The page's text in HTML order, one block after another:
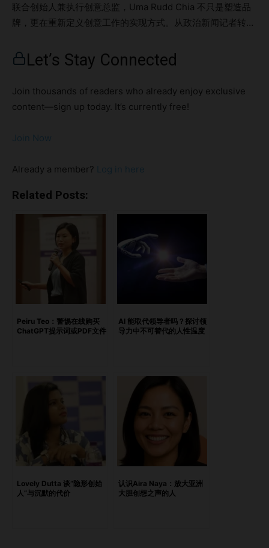
联合创始人兼执行创意总监，Uma Rudd Chia 不只是塑造品
牌，更在重新定义创意工作的实现方式。从政治新闻记者转型
创新经验，帮助品牌在保持“灵魂”的前提下迅速行动。 无论是
为高层管理团队提供战略咨询、主导人工智能工作坊，还是在
全球 22 个国家发表主题演讲，Uma 都将前瞻性思维、真实叙
事与大胆的品牌愿景带入每一个空间。以下是她如何以清晰的
品牌构建新法则：快速、专注、有温度重写未来：AI、包容性
则：快速、专注、有温度 问：是什么促使你采用这种快节奏
峰期创办了 KVUR。当时时间紧迫、预算有限，而机会？眨眼
高。 如果你等待，别人就会取代你。 借助正确的科技，尤其
是 AI，我们可以在不牺牲思考质量的前提下，大幅压缩时间
线。 我们将时间集中在最关键的地方：战略和创意构思。我
们在前几天集中进行深度思考，然后与品牌内部团队协作执
行。他们熟悉自己的品牌 DNA，我们则带来新视角和 20 多年
的“大创意”经验。携手合作，既快又巧。 问：从政治记者到品
牌叙述者，你的叙事风格经历了怎样的演变？ 答：当政治记
者时，你必须从混乱中提炼清晰，让复杂系统变得易懂。这种
和个性。在当下，这意味着真实。Z 世代消费者能在三秒内识
破官腔套话。 所以我的叙事风格也演变了：少一些说教，多
一些对话；少一些脚本，多一些“TikTok 式真实”。但始终扎根
于真实。无论我在写 AI、美妆产品，还是品牌宣言，我永远
从“人”的角度出发。 问：你在 22 个国家激励了无数观众，最
具全球共鸣的信息是什么？ 答：目标感不是奢侈品，它是“氧
人们想要的都是同一件事：意义。无论谈论的是 AI 还是创
Let’s Stay Connected
Join thousands of readers who already enjoy exclusive
content—sign up today. It’s currently free!
Join Now
Already a member? Log in here
Related Posts:
Peiru Teo：警惕在线购买
ChatGPT提示词或PDF文件
AI 能取代领导者吗？探讨领
导力中不可替代的人性温度
Lovely Dutta 谈“隐形创始
人”与沉默的代价
认识Aira Naya：放大亚洲
大胆创想之声的人